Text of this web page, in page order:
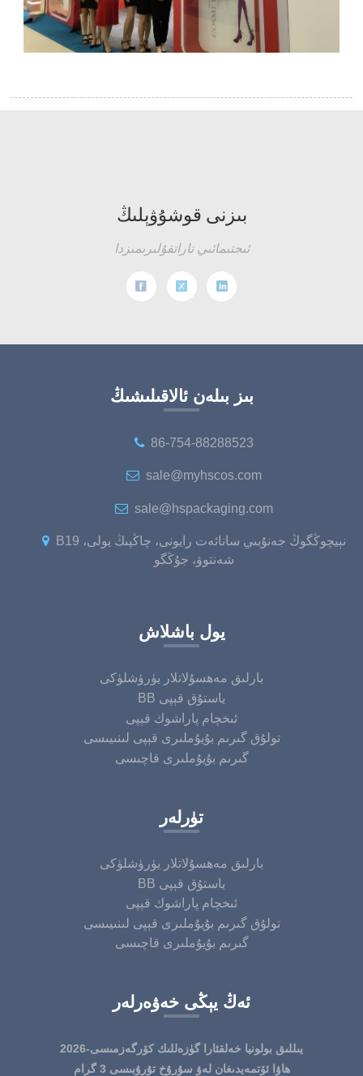
بىزنى قوشۇۋېلىڭ
ئىجتىمائىي تاراتقۇلىرىمىزدا
بىز بىلەن ئالاقىلىشىڭ
86-754-88288523
sale@myhscos.com
sale@hspackaging.com
B19 نېيچوڭگوڭ جەنۇبىي سانائەت رايونى، چاڭپىڭ يولى،
شەنتوۋ، جۇڭگو
يول باشلاش
بارلىق مەھسۇلاتلار يۈرۈشلۈكى
BB ياستۇق قېپى
ئىخچام پاراشوك قېپى
تولۇق گىرىم بۇيۇملىرى قېپى لىنىيىسى
گىرىم بۇيۇملىرى قاچىسى
تۈرلەر
بارلىق مەھسۇلاتلار يۈرۈشلۈكى
BB ياستۇق قېپى
ئىخچام پاراشوك قېپى
تولۇق گىرىم بۇيۇملىرى قېپى لىنىيىسى
گىرىم بۇيۇملىرى قاچىسى
ئەڭ يېڭى خەۋەرلەر
2026-يىللىق بولونيا خەلقئارا گۈزەللىك كۆرگەزمىسى
ھاۋا ئۆتمەيدىغان لەۋ سۇرۇخ تۇرۇبىسى 3 گرام